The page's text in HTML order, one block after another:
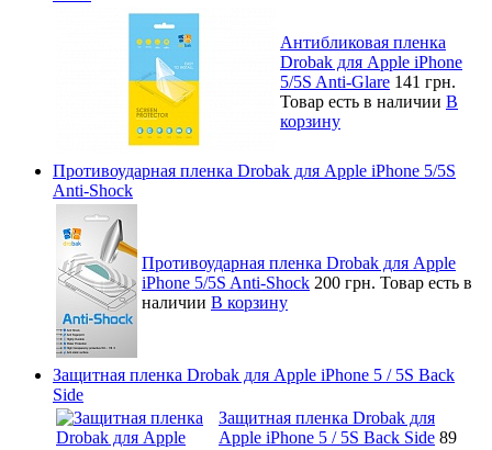
Антибликовая пленка
Drobak для Apple iPhone
5/5S Anti-Glare 141 грн.
Товар есть в наличии В
корзину
Противоударная пленка Drobak для Apple iPhone 5/5S
Anti-Shock
Противоударная пленка Drobak для Apple
iPhone 5/5S Anti-Shock 200 грн. Товар есть в
наличии В корзину
Защитная пленка Drobak для Apple iPhone 5 / 5S Back
Side
Защитная пленка Drobak для
Apple iPhone 5 / 5S Back Side 89